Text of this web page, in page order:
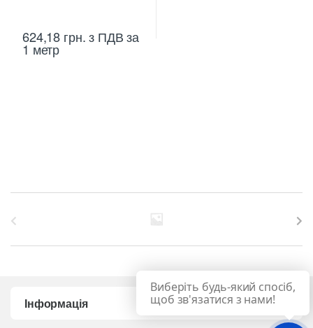
624,18 грн.з ПДВ за
1 метр
Інформація
Виберіть будь-який спосіб,
щоб зв'язатися з нами!